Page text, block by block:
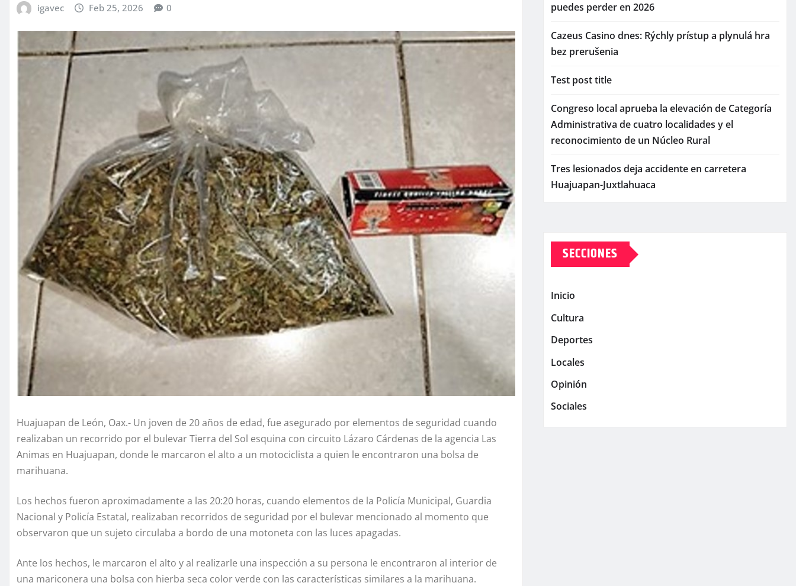
igavec Feb 25, 2026 0
Huajuapan de León, Oax.- Un joven de 20 años de edad, fue asegurado por elementos de seguridad cuando
realizaban un recorrido por el bulevar Tierra del Sol esquina con circuito Lázaro Cárdenas de la agencia Las
Animas en Huajuapan, donde le marcaron el alto a un motociclista a quien le encontraron una bolsa de
marihuana.
Los hechos fueron aproximadamente a las 20:20 horas, cuando elementos de la Policía Municipal, Guardia
Nacional y Policía Estatal, realizaban recorridos de seguridad por el bulevar mencionado al momento que
observaron que un sujeto circulaba a bordo de una motoneta con las luces apagadas.
Ante los hechos, le marcaron el alto y al realizarle una inspección a su persona le encontraron al interior de
una mariconera una bolsa con hierba seca color verde con las características similares a la marihuana.
puedes perder en 2026
Cazeus Casino dnes: Rýchly prístup a plynulá hra
bez prerušenia
Test post title
Congreso local aprueba la elevación de Categoría
Administrativa de cuatro localidades y el
reconocimiento de un Núcleo Rural
Tres lesionados deja accidente en carretera
Huajuapan-Juxtlahuaca
SECCIONES
Inicio
Cultura
Deportes
Locales
Opinión
Sociales